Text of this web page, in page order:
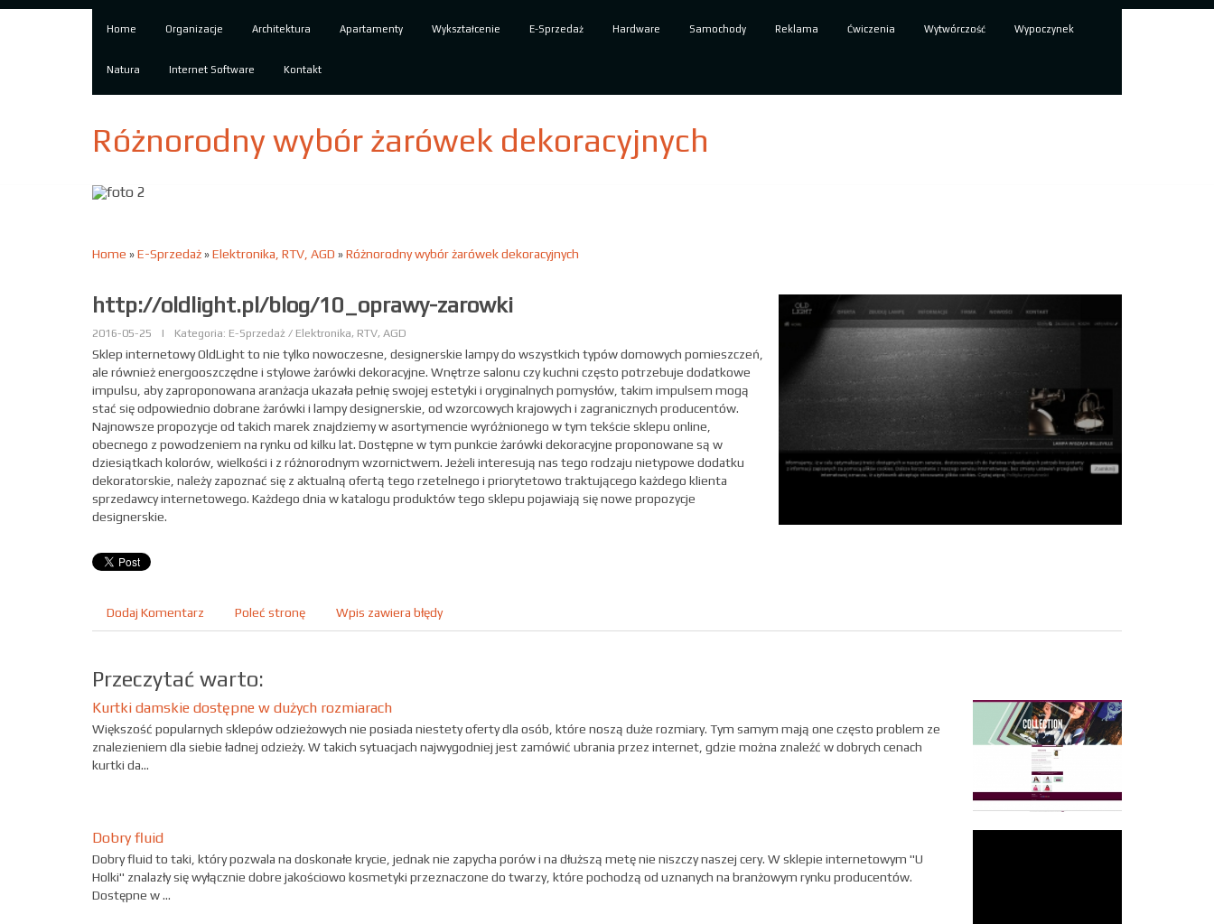
Home Organizacje Architektura Apartamenty Wykształcenie E-Sprzedaż Hardware Samochody Reklama Ćwiczenia Wytwórczość Wypoczynek
Natura Internet Software Kontakt
Różnorodny wybór żarówek dekoracyjnych
Home »E-Sprzedaż»Elektronika, RTV, AGD »Różnorodny wybór żarówek dekoracyjnych
http://oldlight.pl/blog/10_oprawy-zarowki
2016-05-25 | Kategoria: E-Sprzedaż / Elektronika, RTV, AGD
Sklep internetowy OldLight to nie tylko nowoczesne, designerskie lampy do wszystkich typów domowych pomieszczeń,
ale również energooszczędne i stylowe żarówki dekoracyjne. Wnętrze salonu czy kuchni często potrzebuje dodatkowe
impulsu, aby zaproponowana aranżacja ukazała pełnię swojej estetyki i oryginalnych pomysłów, takim impulsem mogą
stać się odpowiednio dobrane żarówki i lampy designerskie, od wzorcowych krajowych i zagranicznych producentów.
Najnowsze propozycje od takich marek znajdziemy w asortymencie wyróżnionego w tym tekście sklepu online,
obecnego z powodzeniem na rynku od kilku lat. Dostępne w tym punkcie żarówki dekoracyjne proponowane są w
dziesiątkach kolorów, wielkości i z różnorodnym wzornictwem. Jeżeli interesują nas tego rodzaju nietypowe dodatku
dekoratorskie, należy zapoznać się z aktualną ofertą tego rzetelnego i priorytetowo traktującego każdego klienta
sprzedawcy internetowego. Każdego dnia w katalogu produktów tego sklepu pojawiają się nowe propozycje
designerskie.
Dodaj Komentarz Poleć stronę Wpis zawiera błędy
Przeczytać warto:
Kurtki damskie dostępne w dużych rozmiarach
Większość popularnych sklepów odzieżowych nie posiada niestety oferty dla osób, które noszą duże rozmiary. Tym samym mają one często problem ze
znalezieniem dla siebie ładnej odzieży. W takich sytuacjach najwygodniej jest zamówić ubrania przez internet, gdzie można znaleźć w dobrych cenach
kurtki da...
Dobry fluid
Dobry fluid to taki, który pozwala na doskonałe krycie, jednak nie zapycha porów i na dłuższą metę nie niszczy naszej cery. W sklepie internetowym "U
Holki" znalazły się wyłącznie dobre jakościowo kosmetyki przeznaczone do twarzy, które pochodzą od uznanych na branżowym rynku producentów.
Dostępne w ...